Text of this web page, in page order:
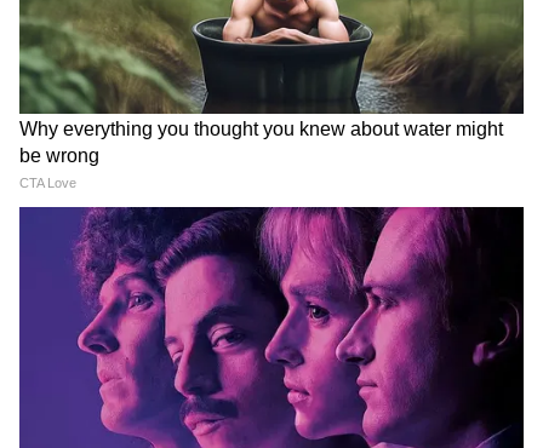
LATEST VIDEOS
Modi in IIT Delhi: '1 लाख करोड़..अंग्रेजी में
बोलूं', देश के युवाओं को Modi ने दिया बहुत बड़ा
टास्क
देर रात Rishabh Pant की इस शिकायत पर
CM Pushkar Dhami की पहली प्रतिक्रिया